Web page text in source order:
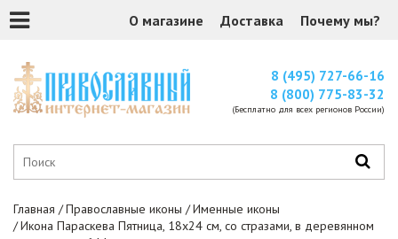
О магазине Доставка Почему мы?
8 (495) 727-66-16
8 (800) 775-83-32
(Бесплатно для всех регионов России)
Главная Православные иконы
Именные иконы
Икона Параскева Пятница, 18x24 см, со стразами, в деревянном